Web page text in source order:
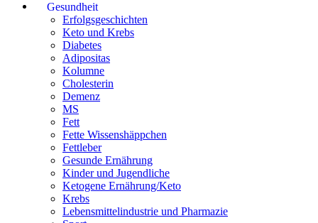
Gesundheit
Erfolgsgeschichten
Keto und Krebs
Diabetes
Adipositas
Kolumne
Cholesterin
Demenz
MS
Fett
Fette Wissenshäppchen
Fettleber
Gesunde Ernährung
Kinder und Jugendliche
Ketogene Ernährung/Keto
Krebs
Lebensmittelindustrie und Pharmazie